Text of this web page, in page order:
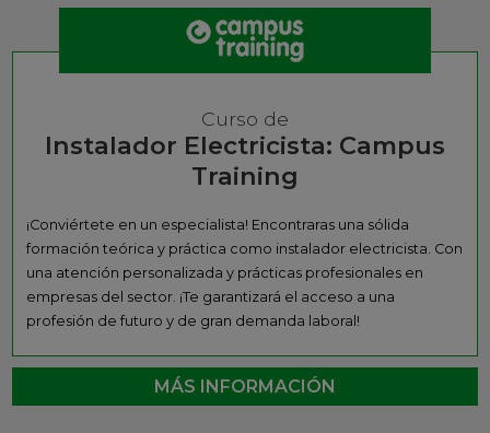
Curso de
Instalador Electricista: Campus
Training
¡Conviértete en un especialista! Encontraras una sólida
formación teórica y práctica como instalador electricista. Con
una atención personalizada y prácticas profesionales en
empresas del sector. ¡Te garantizará el acceso a una
profesión de futuro y de gran demanda laboral!
MÁS INFORMACIÓN